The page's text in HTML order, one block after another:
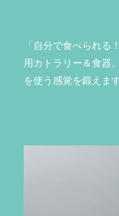
「自分で食べられる
用カトラリー＆食器
を使う感覚を鍛えます